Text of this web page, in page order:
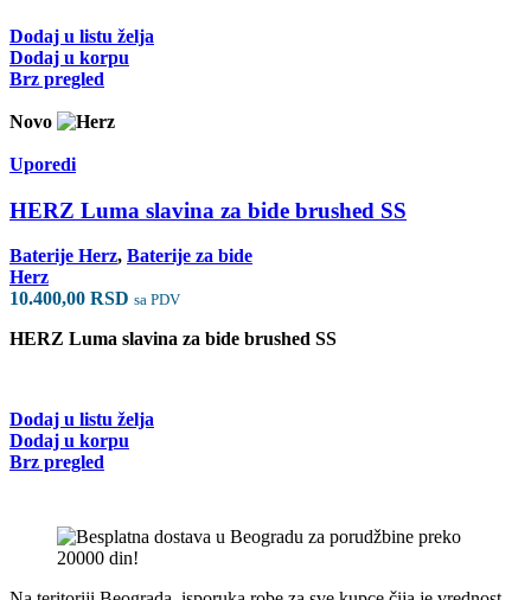
Dodaj u listu želja
Dodaj u korpu
Brz pregled
Novo
Uporedi
HERZ Luma slavina za bide brushed SS
Baterije Herz, Baterije za bide
Herz
10.400,00 RSD sa PDV
HERZ Luma slavina za bide brushed SS
Dodaj u listu želja
Dodaj u korpu
Brz pregled